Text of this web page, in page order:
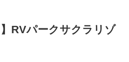
】RVパークサクラリゾ